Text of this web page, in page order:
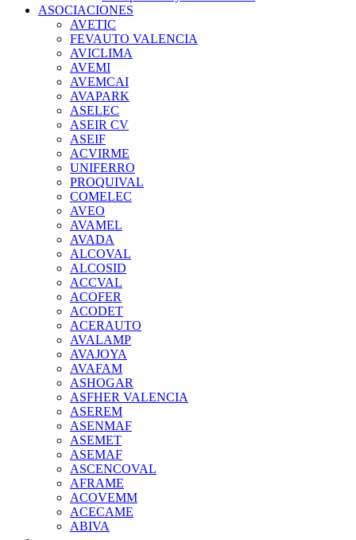
ASOCIACIONES
AVETIC
FEVAUTO VALENCIA
AVICLIMA
AVEMI
AVEMCAI
AVAPARK
ASELEC
ASEIR CV
ASEIF
ACVIRME
UNIFERRO
PROQUIVAL
COMELEC
AVEO
AVAMEL
AVADA
ALCOVAL
ALCOSID
ACCVAL
ACOFER
ACODET
ACERAUTO
AVALAMP
AVAJOYA
AVAFAM
ASHOGAR
ASFHER VALENCIA
ASEREM
ASENMAF
ASEMET
ASEMAF
ASCENCOVAL
AFRAME
ACOVEMM
ACECAME
ABIVA